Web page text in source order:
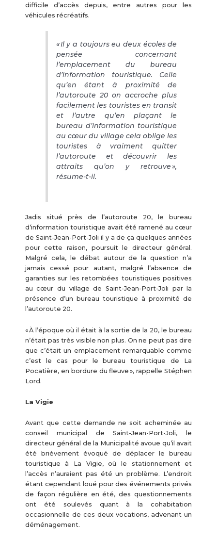
difficile d’accès depuis, entre autres pour les
véhicules récréatifs.
« Il y a toujours eu deux écoles de
pensée concernant
l’emplacement du bureau
d’information touristique. Celle
qu’en étant à proximité de
l’autoroute 20 on accroche plus
facilement les touristes en transit
et l’autre qu’en plaçant le
bureau d’information touristique
au cœur du village cela oblige les
touristes à vraiment quitter
l’autoroute et découvrir les
attraits qu’on y retrouve »,
résume-t-il.
Jadis situé près de l’autoroute 20, le bureau
d’information touristique avait été ramené au cœur
de Saint-Jean-Port-Joli il y a de ça quelques années
pour cette raison, poursuit le directeur général.
Malgré cela, le débat autour de la question n’a
jamais cessé pour autant, malgré l’absence de
garanties sur les retombées touristiques positives
au cœur du village de Saint-Jean-Port-Joli par la
présence d’un bureau touristique à proximité de
l’autoroute 20.
« À l’époque où il était à la sortie de la 20, le bureau
n’était pas très visible non plus. On ne peut pas dire
que c’était un emplacement remarquable comme
c’est le cas pour le bureau touristique de La
Pocatière, en bordure du fleuve », rappelle Stéphen
Lord.
La Vigie
Avant que cette demande ne soit acheminée au
conseil municipal de Saint-Jean-Port-Joli, le
directeur général de la Municipalité avoue qu’il avait
été brièvement évoqué de déplacer le bureau
touristique à La Vigie, où le stationnement et
l’accès n’auraient pas été un problème. L’endroit
étant cependant loué pour des événements privés
de façon régulière en été, des questionnements
ont été soulevés quant à la cohabitation
occasionnelle de ces deux vocations, advenant un
déménagement.